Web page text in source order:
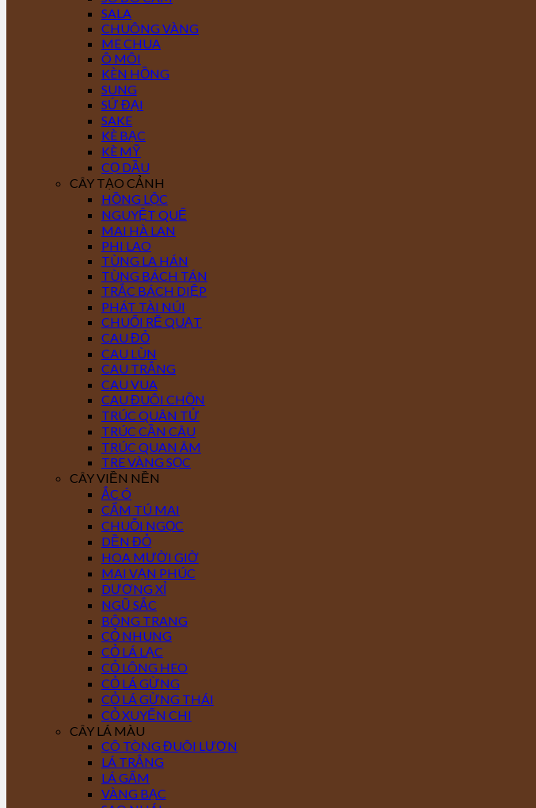
SALA
CHUÔNG VÀNG
ME CHUA
Ô MÔI
KÈN HỒNG
SUNG
SỨ ĐẠI
SAKE
KÈ BẠC
KÈ MỸ
CỌ DẦU
CÂY TẠO CẢNH
HỒNG LỘC
NGUYỆT QUẾ
MAI HÀ LAN
PHI LAO
TÙNG LA HÁN
TÙNG BÁCH TÁN
TRẮC BÁCH DIỆP
PHÁT TÀI NÚI
CHUỐI RẼ QUẠT
CAU ĐỎ
CAU LÙN
CAU TRẮNG
CAU VUA
CAU ĐUÔI CHỒN
TRÚC QUÂN TỬ
TRÚC CẦN CÂU
TRÚC QUAN ÂM
TRE VÀNG SỌC
CÂY VIỀN NỀN
ẮC Ó
CẨM TÚ MAI
CHUỖI NGỌC
DỀN ĐỎ
HOA MƯỜI GIỜ
MAI VẠN PHÚC
DƯƠNG XỈ
NGŨ SẮC
BÔNG TRANG
CỎ NHUNG
CỎ LÁ LẠC
CỎ LÔNG HEO
CỎ LÁ GỪNG
CỎ LÁ GỪNG THÁI
CỎ XUYẾN CHI
CÂY LÁ MÀU
CÔ TÒNG ĐUÔI LƯƠN
LÁ TRẮNG
LÁ GẤM
VÀNG BẠC